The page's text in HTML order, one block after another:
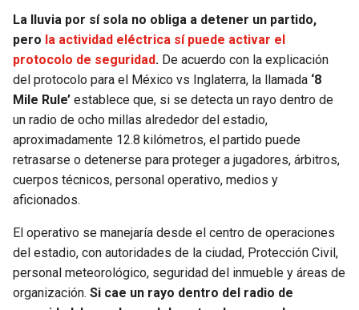
La lluvia por sí sola no obliga a detener un partido,
pero la actividad eléctrica sí puede activar el
protocolo de seguridad. De acuerdo con la explicación
del protocolo para el México vs Inglaterra, la llamada ‘8
Mile Rule’ establece que, si se detecta un rayo dentro de
un radio de ocho millas alrededor del estadio,
aproximadamente 12.8 kilómetros, el partido puede
retrasarse o detenerse para proteger a jugadores, árbitros,
cuerpos técnicos, personal operativo, medios y
aficionados.
El operativo se manejaría desde el centro de operaciones
del estadio, con autoridades de la ciudad, Protección Civil,
personal meteorológico, seguridad del inmueble y áreas de
organización. Si cae un rayo dentro del radio de